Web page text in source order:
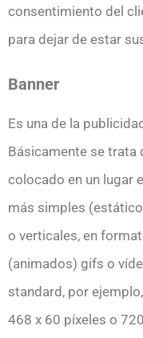
consentimiento del
para dejar de estar
Banner
Es una de la
Básicamente se trata
colocado en un lugar
más simples
o verticales, en
(animados) gifs o
standard, por
468 x 60 píxeles o